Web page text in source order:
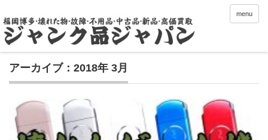
menu
アーカイブ：2018年 3月